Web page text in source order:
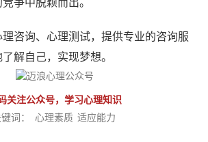
争中脱颖而出。
理咨询、心理测试，提供专业的咨询服
解自己，实现梦想。
关注公众号，学习心理知识
词：
心理素质 适应能力